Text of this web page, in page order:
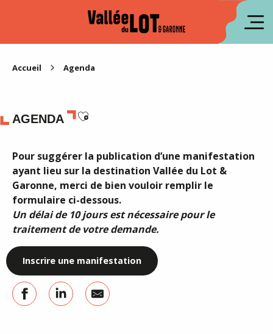
Accueil Agenda
AGENDA Ajouter aux favoris
Pour suggérer la publication d’une manifestation
ayant lieu sur la destination Vallée du Lot &
Garonne, merci de bien vouloir remplir le
formulaire ci-dessous.
Un délai de 10 jours est nécessaire pour le
traitement de votre demande.
Inscrire une manifestation